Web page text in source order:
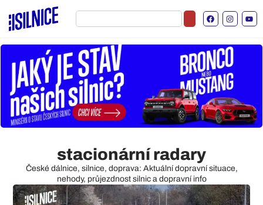
stacionární radary
České dálnice, silnice, doprava: Aktuální dopravní situace,
nehody, průjezdnost silnic a dopravní info